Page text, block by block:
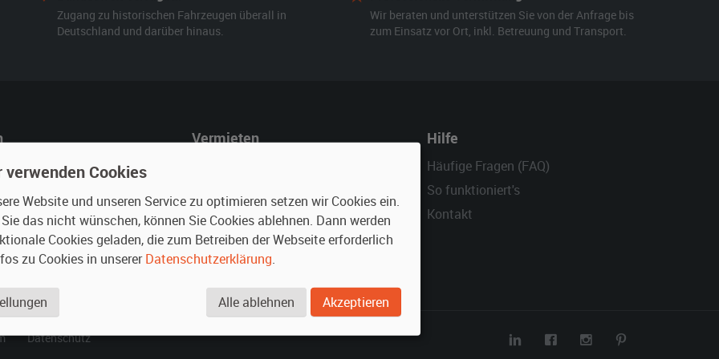
Zugang zu historischen Fahrzeugen überall in
Deutschland und darüber hinaus.
Wir beraten und unterstützen Sie von der Anfrage bis
zum Einsatz vor Ort, inkl. Betreuung und Transport.
mieten
Mieter
Vermieten
Fragen für Vermieter
Inserat verwalten
Hilfe
Häufige Fragen (FAQ)
So funktioniert's
Kontakt
Datenschutz
verwenden Cookies
Website und unseren Service zu optimieren setzen wir Cookies ein.
das nicht wünschen, können Sie Cookies ablehnen. Dann werden
Cookies geladen, die zum Betreiben der Webseite erforderlich
zu Cookies in unsererDatenschutzerklärung.
Alle ablehnen Akzeptieren